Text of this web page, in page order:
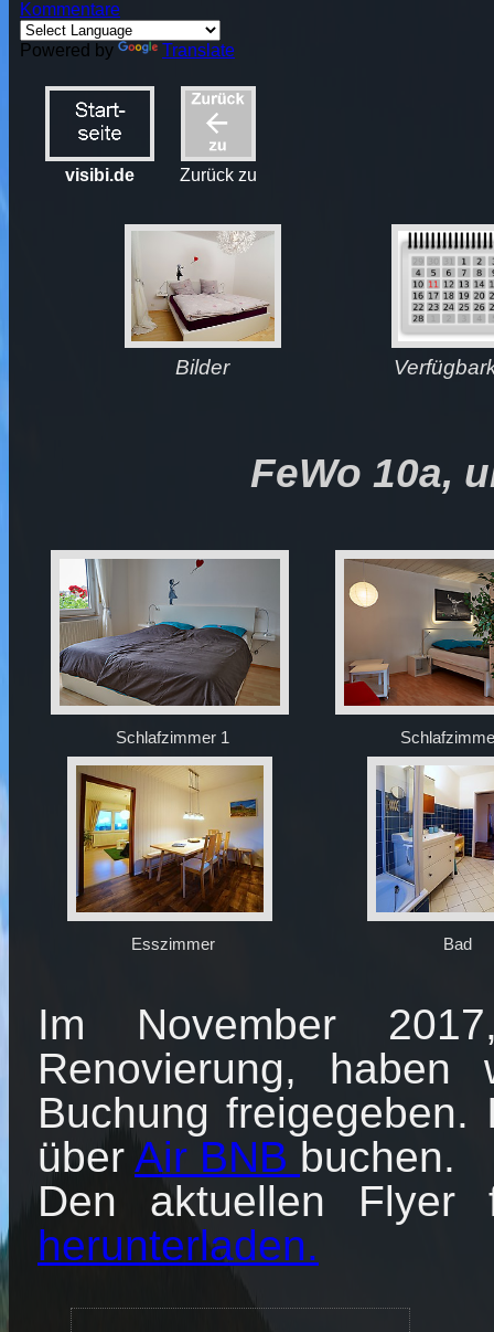
Kommentare
Powered by Translate
visibi.de Zurück zu
Bilder
FeWo 10a,
Schlafzimmer 1
Esszimmer Bad
Im November
Renovierung, haben
Buchung
über Air BNB buchen.
Den aktuellen
herunterladen.